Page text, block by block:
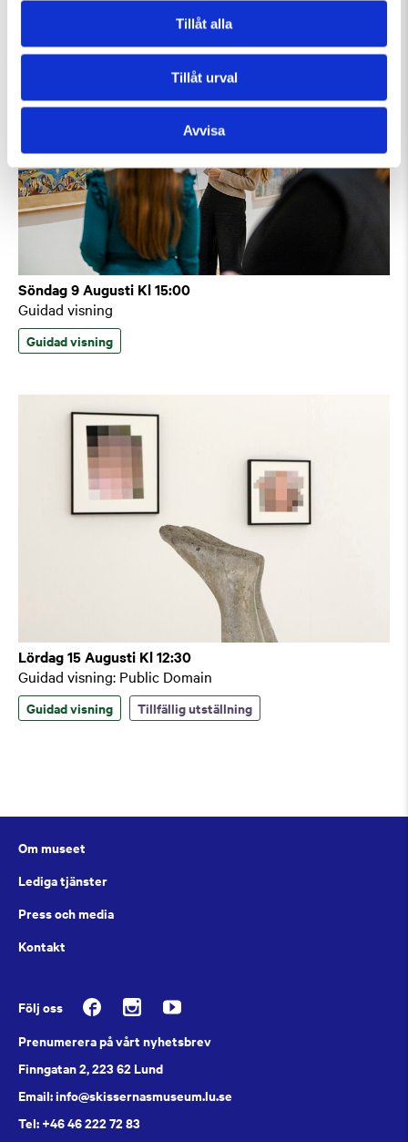
Tillåt alla
Tillåt urval
Avvisa
Söndag 9 Augusti Kl 15:00
Guidad visning
Guidad visning
Lördag 15 Augusti Kl 12:30
Guidad visning: Public Domain
Guidad visning Tillfällig utställning
Om museet
Lediga tjänster
Press och media
Kontakt
Följ oss
Prenumerera på vårt nyhetsbrev
Finngatan 2, 223 62 Lund
Email: info@skissernasmuseum.lu.se
Tel: +46 46 222 72 83